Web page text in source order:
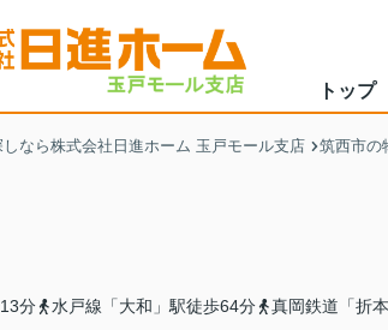
トップ
なら株式会社日進ホーム 玉戸モール支店 筑西市の
分
水戸線「大和」駅徒歩64分 真岡鉄道「折